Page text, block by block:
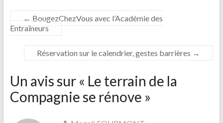
← BougezChezVous avec l’Académie des
Entraîneurs
Réservation sur le calendrier, gestes barrières →
Un avis sur « Le terrain de la
Compagnie se rénove »